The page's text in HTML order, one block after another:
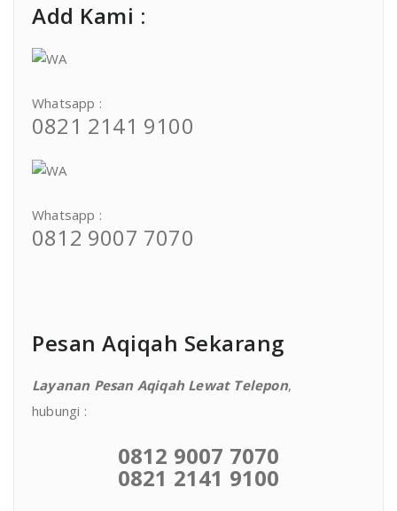
Add Kami :
Whatsapp :
0821 2141 9100
Whatsapp :
0812 9007 7070
Pesan Aqiqah Sekarang
Layanan Pesan Aqiqah Lewat Telepon,
hubungi :
0812 9007 7070
0821 2141 9100